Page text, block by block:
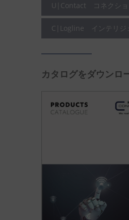
U|Contact コネクショ
C|Logline インテリジ
カタログをダウンロ